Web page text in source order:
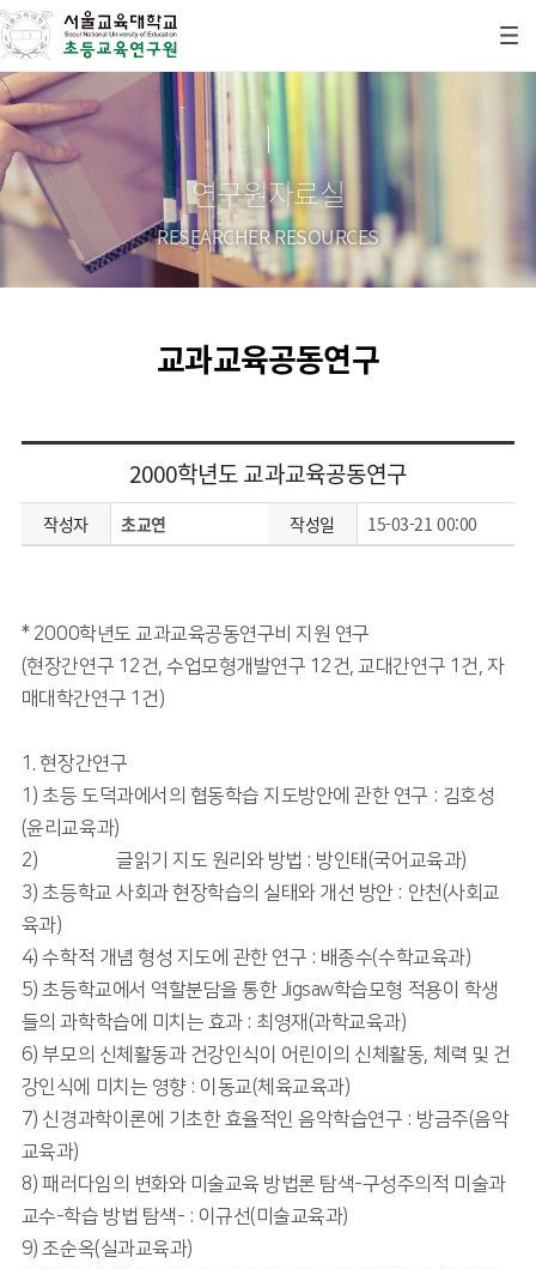
연구원자료실
RESEARCHER RESOURCES
교과교육공동연구
2000학년도 교과교육공동연구
작성자 초교연 작성일 15-03-21 00:00
* 2000학년도 교과교육공동연구비 지원 연구
(현장간연구 12건, 수업모형개발연구 12건, 교대간연구 1건, 자
매대학간연구 1건)
1. 현장간연구
1) 초등 도덕과에서의 협동학습 지도방안에 관한 연구 : 김호성
(윤리교육과)
2) 文化生産 글읽기 지도 원리와 방법 : 방인태(국어교육과)
3) 초등학교 사회과 현장학습의 실태와 개선 방안 : 안천(사회교
육과)
4) 수학적 개념 형성 지도에 관한 연구 : 배종수(수학교육과)
5) 초등학교에서 역할분담을 통한 Jigsaw학습모형 적용이 학생
들의 과학학습에 미치는 효과 : 최영재(과학교육과)
6) 부모의 신체활동과 건강인식이 어린이의 신체활동, 체력 및 건
강인식에 미치는 영향 : 이동교(체육교육과)
7) 신경과학이론에 기초한 효율적인 음악학습연구 : 방금주(음악
교육과)
8) 패러다임의 변화와 미술교육 방법론 탐색-구성주의적 미술과
교수-학습 방법 탐색- : 이규선(미술교육과)
9) 조순옥(실과교육과)